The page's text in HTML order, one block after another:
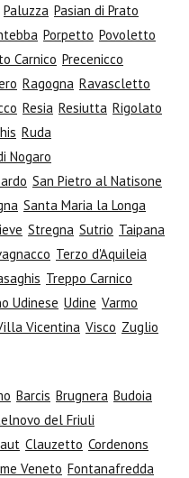
Paluzza Pasian di Prato
Porpetto Povoletto
Carnico Precenicco
Ragogna Ravascletto
Resia Resiutta Rigolato
Ruda
Nogaro
San Pietro al Natisone
Santa Maria la Longa
Stregna Sutrio Taipana
Terzo d'Aquileia
Treppo Carnico
Udinese Udine Varmo
Vicentina Visco Zuglio
Barcis Brugnera Budoia
del Friuli
Clauzetto Cordenons
Veneto Fontanafredda